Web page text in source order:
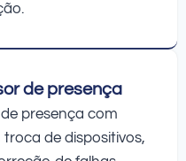
de presença
presença com
de dispositivos,